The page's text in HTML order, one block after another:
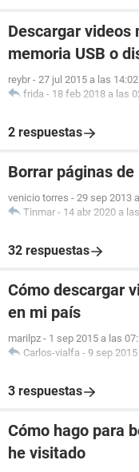
Descargar videos
memoria USB o
reybr - 27 jul 2015 a las 14:02
frida - 18 feb 2018 a las
2 respuestas
Borrar páginas
venicio torres - 29 sep 2013
Tinmar - 14 abr 2020 a
32 respuestas
Cómo descargar
en mi país
marilpz - 1 sep 2015 a las
Carlos-vialfa - 9 sep
3 respuestas
Cómo hago para
he visitado